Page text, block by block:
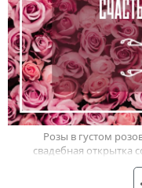
Календарь
КОМУ
Женщине
Мужчине
Маме
Папе
Розы в густом
свадебная открытка